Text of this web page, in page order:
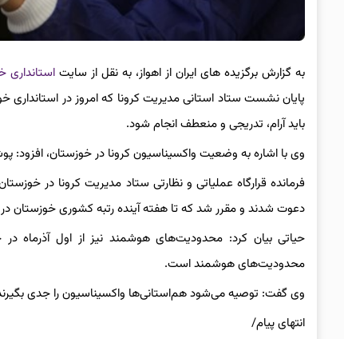
به گزارش برگزیده های ایران از اهواز، به نقل از سایتاستانداری
پایان نشست ستاد استانی مدیریت کرونا که امروز در استانداری
باید آرام، تدریجی و منعطف انجام شود.
وی با اشاره به وضعیت واکسیناسیون کرونا در خوزستان،
فرمانده قرارگاه عملیاتی و نظارتی ستاد مدیریت کرونا در
دعوت شدند و مقرر شد که تا هفته آینده رتبه کشوری خوزستان
حیاتی بیان کرد: محدودیت‌های هوشمند نیز از اول آذرماه
محدودیت‌های هوشمند است.
وی گفت: توصیه می‌شود هم‌استانی‌ها واکسیناسیون را جدی بگیرند
انتهای پیام/